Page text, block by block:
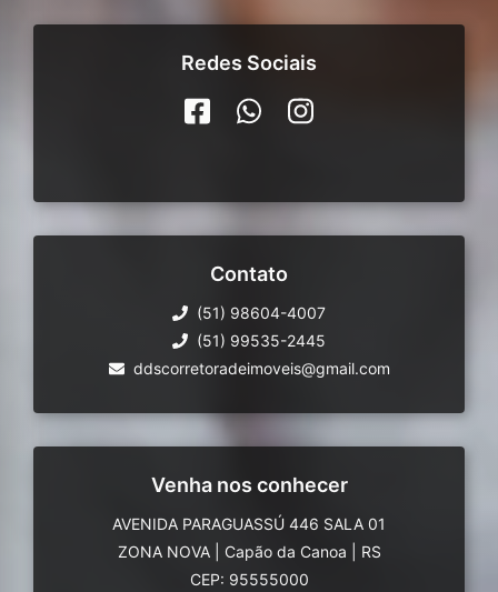
Redes Sociais
Contato
(51) 98604-4007
(51) 99535-2445
ddscorretoradeimoveis@gmail.com
Venha nos conhecer
AVENIDA PARAGUASSÚ 446 SALA 01
ZONA NOVA
Capão da Canoa
RS
CEP: 95555000